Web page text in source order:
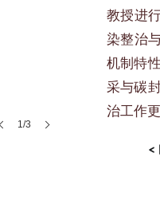
1/3
教授进
染整治
机制特
采与碳
治工作
<